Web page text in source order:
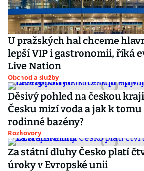
U pražských hal chceme
lepší VIP i gastronomii, říká
Live Nation
Obchod a služby
Děsivý pohled na českou
Česku mizí voda a jak k
rodinné bazény?
Rozhovory
Za státní dluhy Česko platí
úroky v Evropské unii